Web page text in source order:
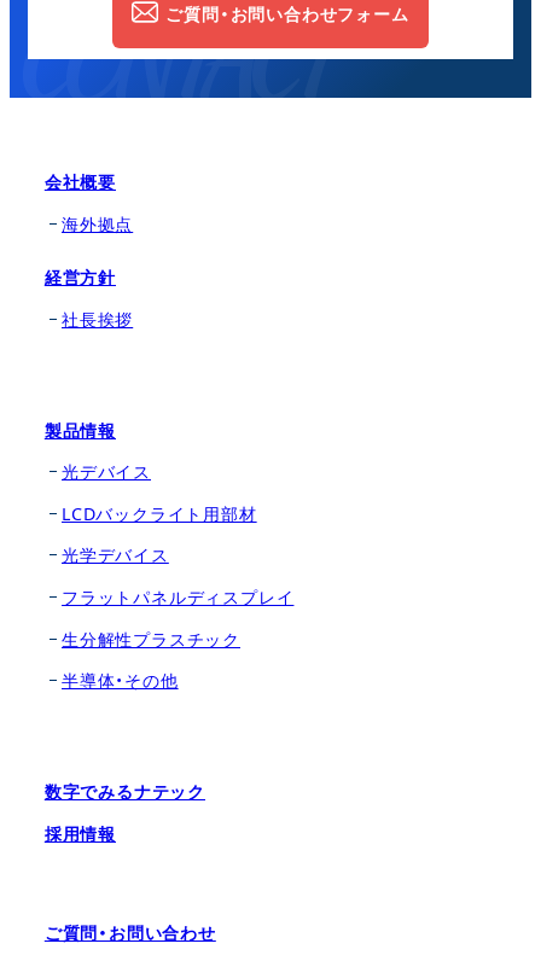
ご質問・お問い合わせフォーム
会社概要
海外拠点
経営方針
社長挨拶
製品情報
光デバイス
LCDバックライト用部材
光学デバイス
フラットパネルディスプレイ
生分解性プラスチック
半導体・その他
数字でみるナテック
採用情報
ご質問・お問い合わせ